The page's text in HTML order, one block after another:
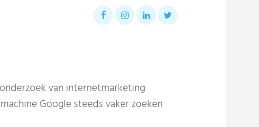
van internetmarketing
Google steeds vaker zoeken